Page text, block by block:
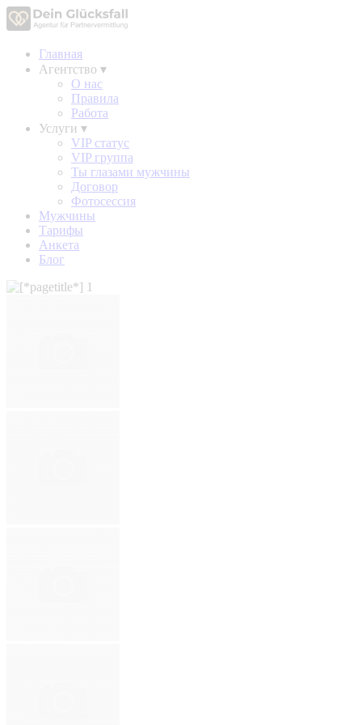
Главная
Агентство ▾
О нас
Правила
Работа
Услуги ▾
VIP статус
VIP группа
Ты глазами мужчины
Договор
Фотосессия
Мужчины
Тарифы
Анкета
Блог